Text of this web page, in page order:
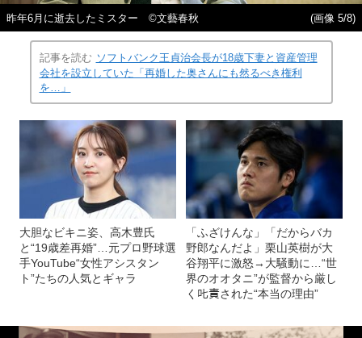
昨年6月に逝去したミスター ©文藝春秋 (画像 5/8)
記事を読む ソフトバンク王貞治会長が18歳下妻と資産管理
会社を設立していた「再婚した奥さんにも然るべき権利
を…」
大胆なビキニ姿、高木豊氏
と“19歳差再婚”…元プロ野球選
手YouTube“女性アシスタン
ト”たちの人気とギャラ
「ふざけんな」「だからバカ
野郎なんだよ」栗山英樹が大
谷翔平に激怒→大騒動に…“世
界のオオタニ”が監督から厳し
く𠮟責された“本当の理由”